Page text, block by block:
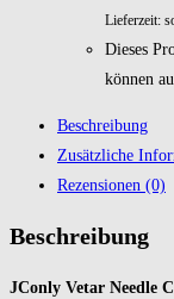
Lieferzeit:
Dieses
können
Beschreibung
Zusätzliche
Rezensionen (0)
Beschreibung
JConly Vetar Needle